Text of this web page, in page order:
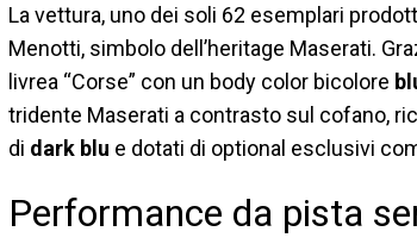
La vettura, uno dei soli 62 esemplari
Menotti, simbolo dell’heritage Maserati.
livrea “Corse” con un body color bicolore
tridente Maserati a contrasto sul cofano,
di dark blu e dotati di optional esclusivi
Performance da pista